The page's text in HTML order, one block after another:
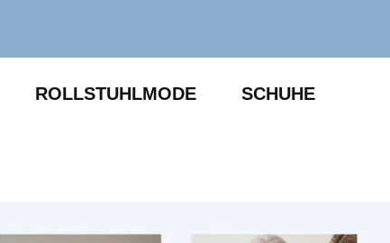
ROLLSTUHLMODE SCHUHE